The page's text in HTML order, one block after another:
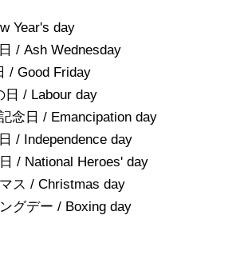
Year's day
/ Ash Wednesday
/ Good Friday
日 / Labour day
念日 / Emancipation day
/ Independence day
/ National Heroes' day
ス / Christmas day
グデー / Boxing day